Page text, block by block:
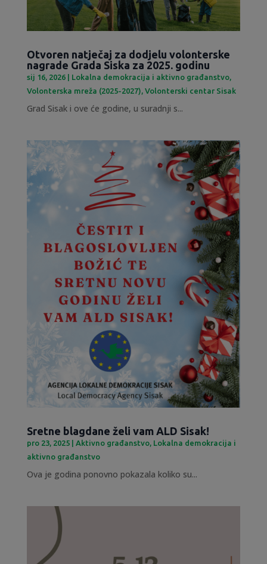
Otvoren natječaj za dodjelu volonterske
nagrade Grada Siska za 2025. godinu
sij 16, 2026| Lokalna demokracija i aktivno građanstvo,
Volonterska mreža (2025-2027), Volonterski centar Sisak
Grad Sisak i ove će godine, u suradnji s...
Sretne blagdane želi vam ALD Sisak!
pro 23, 2025| Aktivno građanstvo, Lokalna demokracija i
aktivno građanstvo
Ova je godina ponovno pokazala koliko su...